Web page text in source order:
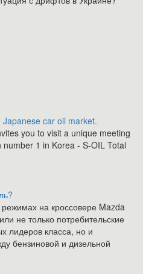
car oil market.
you to visit a unique meeting
1 in Korea - S-OIL Total
на кроссовере Mazda
не только потребительские
лидеров класса, но и
бензиновой и дизельной